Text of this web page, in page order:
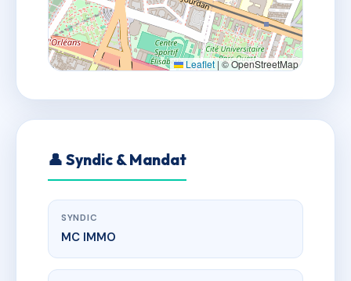
Leaflet |© OpenStreetMap
👤 Syndic & Mandat
SYNDIC
MC IMMO